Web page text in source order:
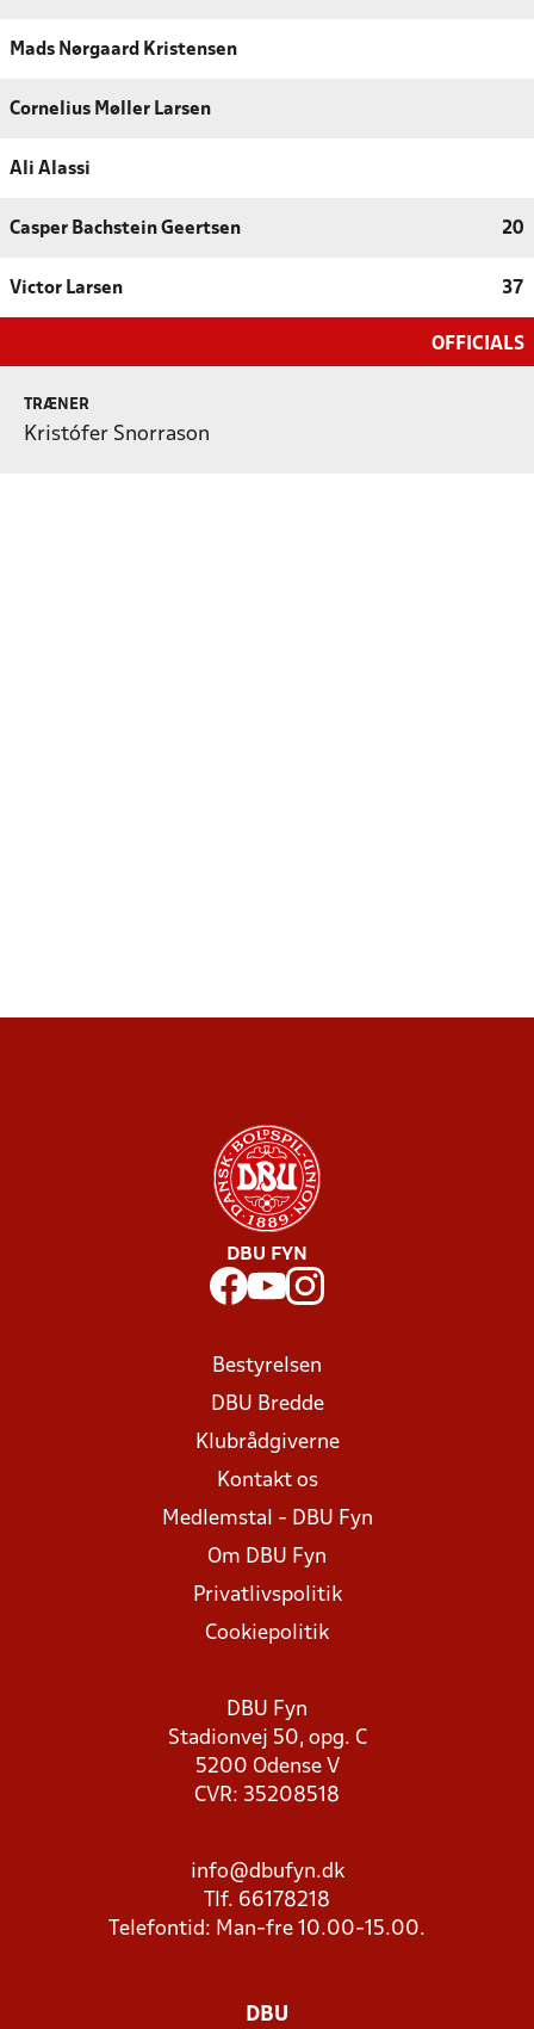
Mads Nørgaard Kristensen
Cornelius Møller Larsen
Ali Alassi
Casper Bachstein Geertsen 20
Victor Larsen 37
OFFICIALS
TRÆNER
Kristófer Snorrason
DBU FYN
Bestyrelsen
DBU Bredde
Klubrådgiverne
Kontakt os
Medlemstal - DBU Fyn
Om DBU Fyn
Privatlivspolitik
Cookiepolitik
DBU Fyn
Stadionvej 50, opg. C
5200 Odense V
CVR: 35208518
info@dbufyn.dk
Tlf. 66178218
Telefontid: Man-fre 10.00-15.00.
DBU